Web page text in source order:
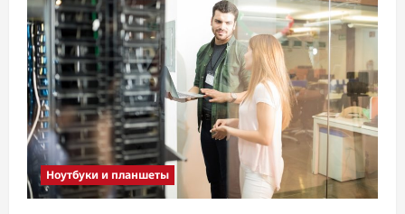
Ноутбуки и планшеты